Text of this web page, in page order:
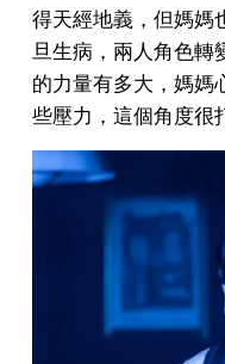
得天經地義，但媽媽
旦生病，兩人角色轉
的力量有多大，媽媽
些壓力，這個角度很